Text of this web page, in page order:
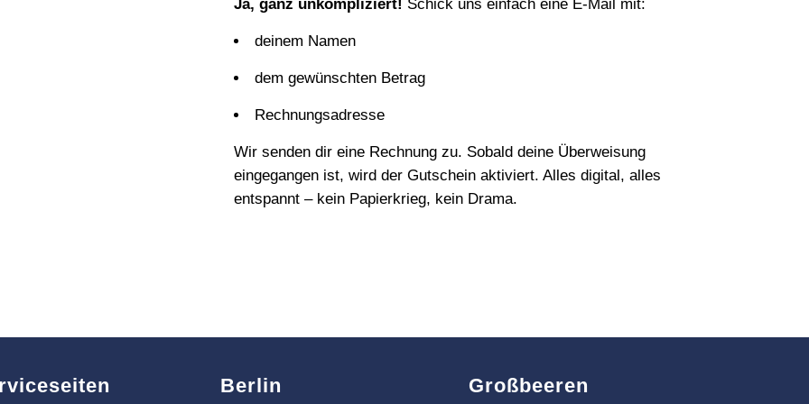
Ja, ganz unkompliziert! Schick uns einfach eine E‑Mail mit:
deinem Namen
dem gewünschten Betrag
Rechnungsadresse
Wir senden dir eine Rechnung zu. Sobald deine Überweisung
eingegangen ist, wird der Gutschein aktiviert. Alles digital, alles
entspannt – kein Papierkrieg, kein Drama.
Berlin Großbeeren